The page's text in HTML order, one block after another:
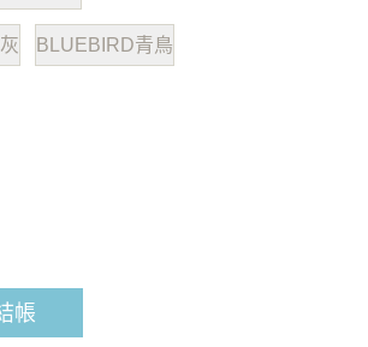
BLUEBIRD青鳥
帳